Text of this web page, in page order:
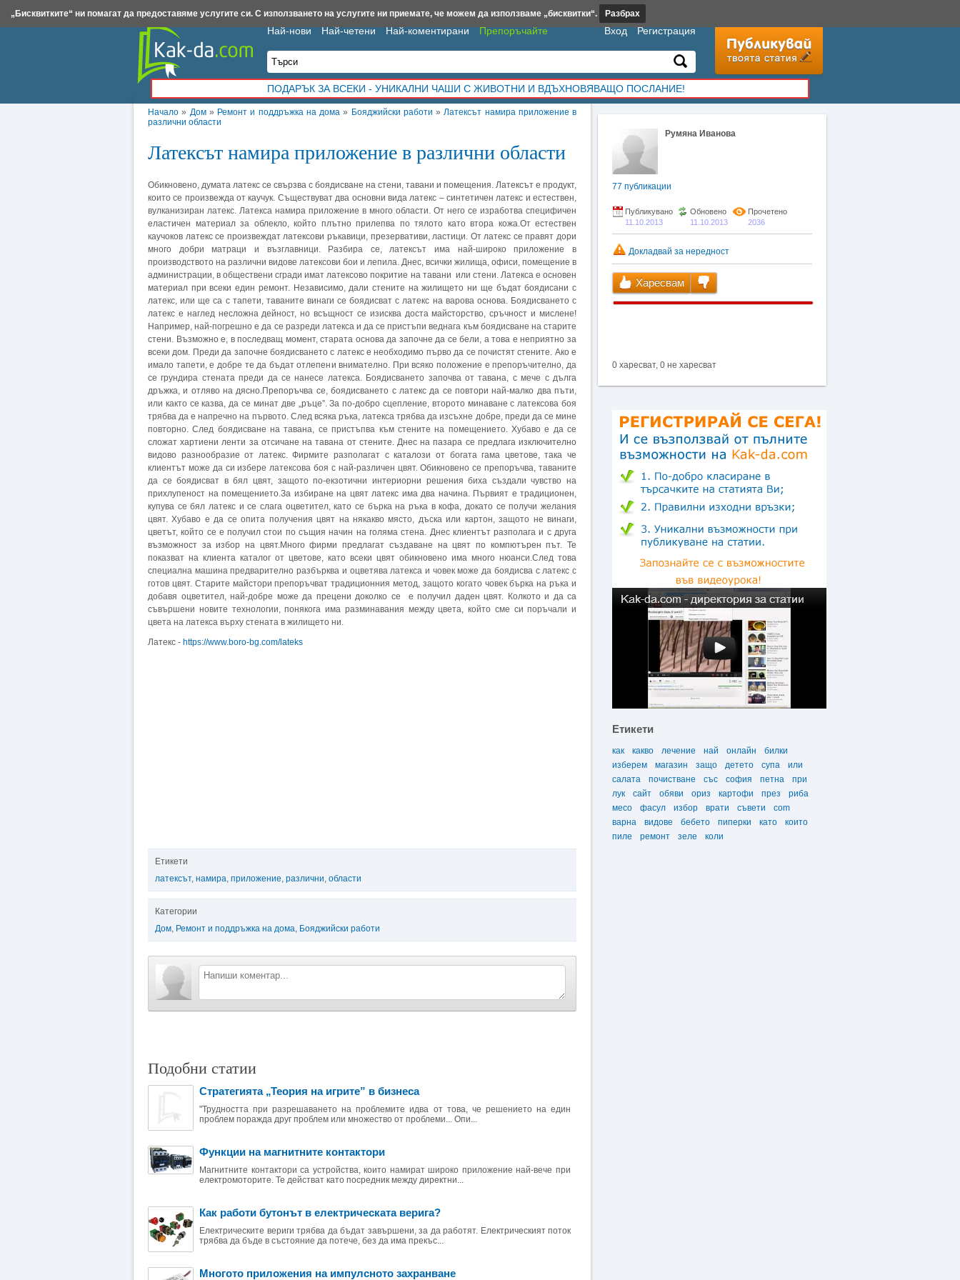
Начало » Дом» Ремонт и поддръжка на дома » Бояджийски работи »Латексът намира приложение в
различни области
Латексът намира приложение в различни области
Обикновено, думата латекс се свързва с боядисване на стени, тавани и помещения. Латексът е продукт,
които се произвежда от каучук. Съществуват два основни вида латекс – синтетичен латекс и естествен,
вулканизиран латекс. Латекса намира приложение в много области. От него се изработва специфичен
еластичен материал за облекло, който плътно прилепва по тялото като втора кожа.От естествен
каучоков латекс се произвеждат латексови ръкавици, презервативи, ластици. От латекс се правят дори
много добри матраци и възглавници. Разбира се, латексът има най-широко приложение в
производството на различни видове латексови бои и лепила. Днес, всички жилища, офиси, помещение в
администрации, в обществени сгради имат латексово покритие на тавани или стени. Латекса е основен
материал при всеки един ремонт. Независимо, дали стените на жилището ни ще бъдат боядисани с
латекс, или ще са с тапети, таваните винаги се боядисват с латекс на варова основа. Боядисването с
латекс е наглед несложна дейност, но всъщност се изисква доста майсторство, сръчност и мислене!
Например, най-погрешно е да се разреди латекса и да се пристъпи веднага към боядисване на старите
стени. Възможно е, в последващ момент, старата основа да започне да се бели, а това е неприятно за
всеки дом. Преди да започне боядисването с латекс е необходимо първо да се почистят стените. Ако е
имало тапети, е добре те да бъдат отлепени внимателно. При всяко положение е препоръчително, да
се грундира стената преди да се нанесе латекса. Боядисването започва от тавана, с мече с дълга
дръжка, и отляво на дясно.Препоръчва се, боядисването с латекс да се повтори най-малко два пъти,
или както се казва, да се минат две „ръце”. За по-добро сцепление, второто минаване с латексова боя
трябва да е напречно на първото. След всяка ръка, латекса трябва да изсъхне добре, преди да се мине
повторно. След боядисване на тавана, се пристъпва към стените на помещението. Хубаво е да се
сложат хартиени ленти за отсичане на тавана от стените. Днес на пазара се предлага изключително
видово разнообразие от латекс. Фирмите разполагат с каталози от богата гама цветове, така че
клиентът може да си избере латексова боя с най-различен цвят. Обикновено се препоръчва, таваните
да се боядисват в бял цвят, защото по-екзотични интериорни решения биха създали чувство на
прихлупеност на помещението.За избиране на цвят латекс има два начина. Първият е традиционен,
купува се бял латекс и се слага оцветител, като се бърка на ръка в кофа, докато се получи желания
цвят. Хубаво е да се опита получения цвят на някакво място, дъска или картон, защото не винаги,
цветът, който се е получил стои по същия начин на голяма стена. Днес клиентът разполага и с друга
възможност за избор на цвят.Много фирми предлагат създаване на цвят по компютърен път. Те
показват на клиента каталог от цветове, като всеки цвят обикновено има много нюанси.След това
специална машина предварително разбърква и оцветява латекса и човек може да боядисва с латекс с
готов цвят. Старите майстори препоръчват традиционния метод, защото когато човек бърка на ръка и
добавя оцветител, най-добре може да прецени доколко се е получил даден цвят. Колкото и да са
съвършени новите технологии, понякога има разминавания между цвета, който сме си поръчали и
цвета на латекса върху стената в жилището ни.
Латекс - https://www.boro-bg.com/lateks
Етикети
латексът, намира, приложение, различни, области
Категории
Дом, Ремонт и поддръжка на дома, Бояджийски работи
Подобни статии
Стратегията „Теория на игрите” в бизнеса
"Трудността при разрешаването на проблемите идва от това, че решението на един
проблем поражда друг проблем или множество от проблеми... Опи...
Функции на магнитните контактори
Магнитните контактори са устройства, които намират широко приложение най-вече при
електромоторите. Те действат като посредник между директни...
Как работи бутонът в електрическата верига?
Електрическите вериги трябва да бъдат завършени, за да работят. Електрическият поток
трябва да бъде в състояние да потече, без да има прекъс...
Многото приложения на импулсното захранване
Румяна Иванова
77 публикации
Публикувано
11.10.2013
Обновено
11.10.2013
Прочетено
2036
Докладвай за нередност
Харесвам
0 харесват, 0 не харесват
Етикети
как какво лечение най онлайн
билки
изберем
магазин защо детето супа
или
салата
почистване със софия петна
при
лук
сайт обяви ориз картофи през
риба
месо
фасул избор врати съвети
com
варна
видове бебето пиперки като
които
пиле
ремонт зеле коли
Най-нови Най-четени Най-коментирани Препоръчайте Вход Регистрация
ПОДАРЪК ЗА ВСЕКИ - УНИКАЛНИ ЧАШИ С ЖИВОТНИ И ВДЪХНОВЯВАЩО ПОСЛАНИЕ!
Insert.bg Framar.bg Kak-da.com Iztochnik.com BauBau.bg NewAge.bg
„Бисквитките“ ни помагат да предоставяме услугите си. С използването на услугите ни приемате, че можем да използваме „бисквитки“. Разбрах